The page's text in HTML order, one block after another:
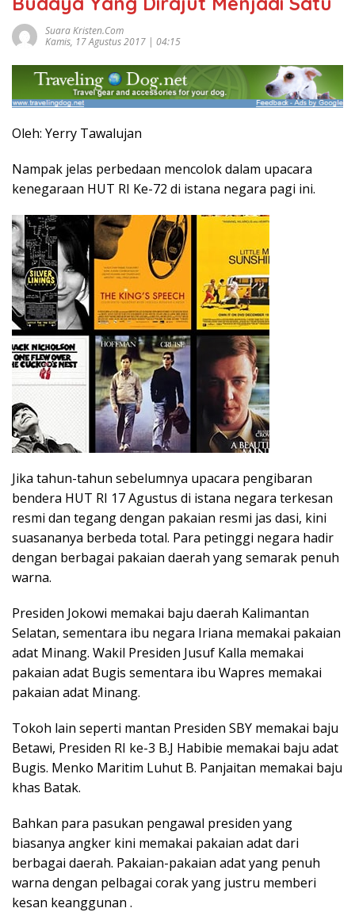
Suara Kristen.com
Kamis, 17 Agustus 2017 | 04:15
Oleh: Yerry Tawalujan
Nampak jelas perbedaan mencolok dalam upacara
kenegaraan HUT RI Ke-72 di istana negara pagi ini.
Jika tahun-tahun sebelumnya upacara pengibaran
bendera HUT RI 17 Agustus di istana negara terkesan
resmi dan tegang dengan pakaian resmi jas dasi, kini
suasananya berbeda total. Para petinggi negara hadir
dengan berbagai pakaian daerah yang semarak penuh
warna.
Presiden Jokowi memakai baju daerah Kalimantan
Selatan, sementara ibu negara Iriana memakai pakaian
adat Minang. Wakil Presiden Jusuf Kalla memakai
pakaian adat Bugis sementara ibu Wapres memakai
pakaian adat Minang.
Tokoh lain seperti mantan Presiden SBY memakai baju
Betawi, Presiden RI ke-3 B.J Habibie memakai baju adat
Bugis. Menko Maritim Luhut B. Panjaitan memakai baju
khas Batak.
Bahkan para pasukan pengawal presiden yang
biasanya angker kini memakai pakaian adat dari
berbagai daerah. Pakaian-pakaian adat yang penuh
warna dengan pelbagai corak yang justru memberi
kesan keanggunan .